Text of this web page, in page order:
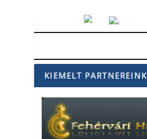
KIEMELT PARTNEREINK